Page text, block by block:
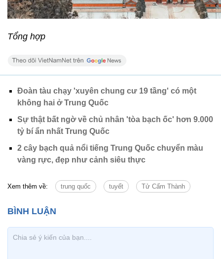
Tổng hợp
Đoàn tàu chạy 'xuyên chung cư 19 tầng' có một
không hai ở Trung Quốc
Sự thật bất ngờ về chủ nhân 'tòa bạch ốc' hơn 9.000
tỷ bí ẩn nhất Trung Quốc
2 cây bạch quả nổi tiếng Trung Quốc chuyển màu
vàng rực, đẹp như cảnh siêu thực
Xem thêm về: trung quốc tuyết Tử Cấm Thành